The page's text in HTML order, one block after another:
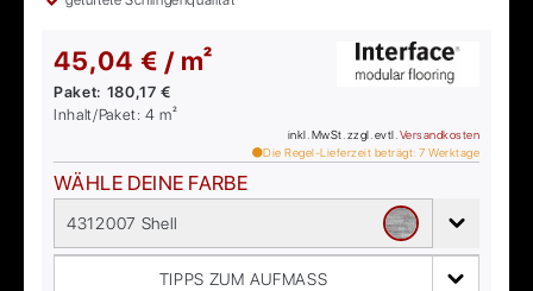
45,04 € / m²
Paket: 180,17 €
Inhalt/Paket:4 m²
inkl. MwSt. zzgl. evtl. Versandkosten
Die Regel-Lieferzeit beträgt: 7 Werktage
WÄHLE DEINE FARBE
4312007 Shell
TIPPS ZUM AUFMASS